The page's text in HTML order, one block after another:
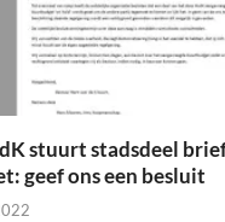
stuurt stadsdeel
geef ons een besluit